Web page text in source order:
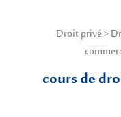
> Droit privé >
cours de